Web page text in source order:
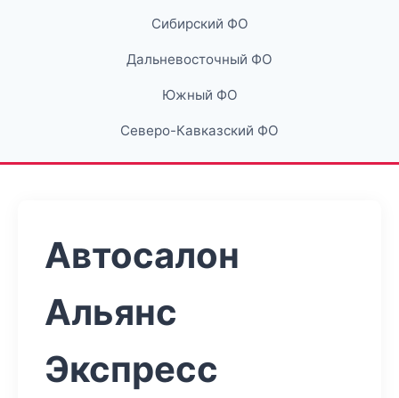
Сибирский ФО
Дальневосточный ФО
Южный ФО
Северо-Кавказский ФО
Автосалон
Альянс
Экспресс